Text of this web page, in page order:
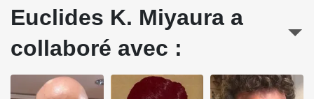
Euclides K. Miyaura a
collaboré avec :